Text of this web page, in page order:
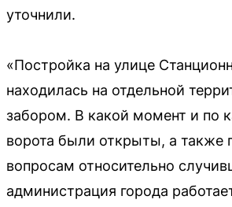
уточнили.
«Постройка на улице
находилась на отдельной
забором. В какой момент и по
ворота были открыты, а также
вопросам относительно
администрация города